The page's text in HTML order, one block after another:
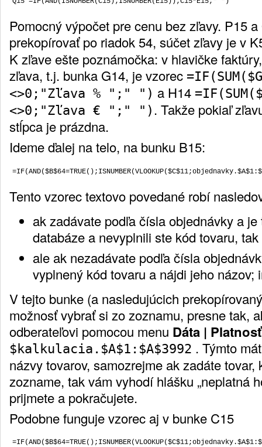
Pomocný výpočet pre cenu bez zľavy. P15
prekopírovať po riadok 54, súčet zľavy je v
K zľave ešte poznámočka: v hlavičke
zľava, t.j. bunka G14, je vzorec
<>0;"Zľava % ";" ") a H14
<>0;"Zľava € ";" ") . Takže pokiaľ
stĺpca je prázdna.
Ideme ďalej na telo, na bunku B15:
Tento vzorec textovo povedané robí
ak zadávate podľa čísla objednávky a
databáze a nevyplnili ste kód tovaru,
ale ak nezadávate podľa čísla
vyplnený kód tovaru a nájdi jeho názov;
V tejto bunke (a nasledujúcich
možnosť vybrať si zo zoznamu, presne tak,
odberateľovi pomocou menu Dáta |
$kalkulacia.$A$1:$A$3992 . Týmto
názvy tovarov, samozrejme ak zadáte tovar,
zozname, tak vám vyhodí hlášku „neplatná
prijmete a pokračujete.
Podobne funguje vzorec aj v bunke C15